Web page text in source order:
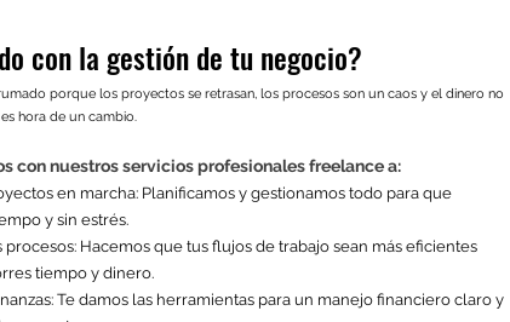
con la gestión de tu negocio?
porque los proyectos se retrasan, los procesos son un caos y el dinero no
hora de un cambio.
con nuestros servicios profesionales freelance a:
en marcha: Planificamos y gestionamos todo para que
y sin estrés.
procesos: Hacemos que tus flujos de trabajo sean más eficientes
tiempo y dinero.
Te damos las herramientas para un manejo financiero claro y